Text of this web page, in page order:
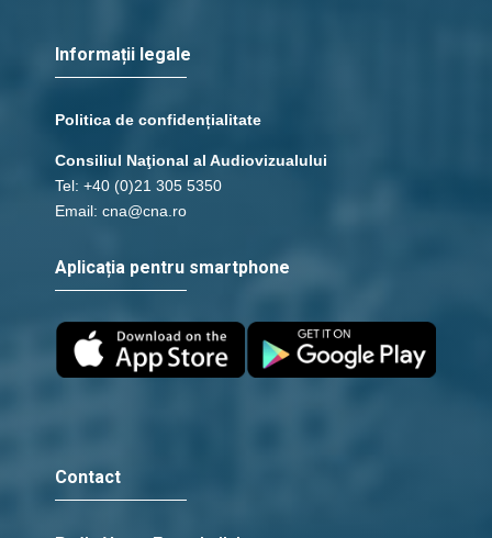
Informații legale
Politica de confidențialitate
Consiliul Naţional al Audiovizualului
Tel: +40 (0)21 305 5350
Email: cna@cna.ro
Aplicația pentru smartphone
Contact